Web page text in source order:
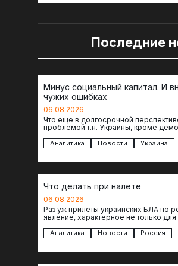
Последние
Минус социальный капитал. И
чужих ошибках
06.08.2026
Что еще в долгосрочной
проблемой т.н. Украины, кроме
Аналитика Новости Украина
Что делать при налете
06.08.2026
Раз уж прилеты украинских БЛА по
явление, характерное не только
Аналитика Новости Россия